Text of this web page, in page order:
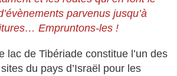
parvenus jusqu’à
Empruntons-les !
lac de Tibériade constitue l’un des
du pays d’Israël pour les